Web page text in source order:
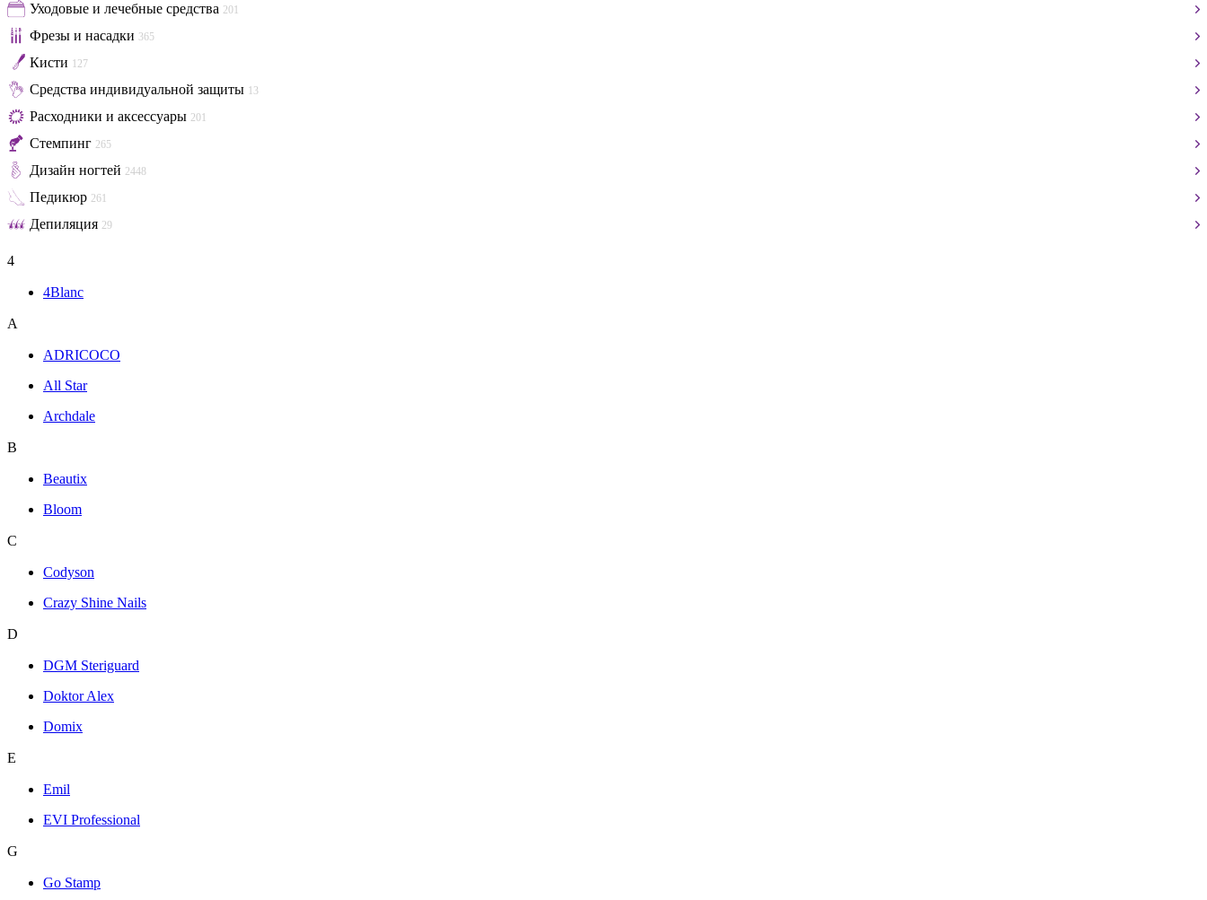
Уходовые и лечебные средства 201
Фрезы и насадки 365
Кисти 127
Средства индивидуальной защиты 13
Расходники и аксессуары 201
Стемпинг 265
Дизайн ногтей 2448
Педикюр 261
Депиляция 29
4
4Blanc
A
ADRICOCO
All Star
Archdale
B
Beautix
Bloom
C
Codyson
Crazy Shine Nails
D
DGM Steriguard
Doktor Alex
Domix
E
Emil
EVI Professional
G
Go Stamp